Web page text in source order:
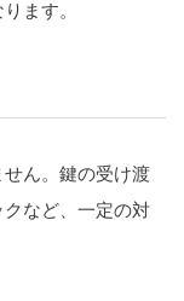
ます。
ん。鍵の受け渡
など、一定の対